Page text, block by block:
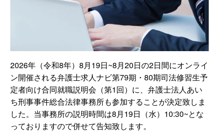
2026年（令和8年）8月19日~8月20日の2日間にオンライ
ン開催される弁護士求人ナビ第79期・80期司法修習生予
定者向け合同就職説明会（第1回）に、弁護士法人あい
ち刑事事件総合法律事務所も参加することが決定致しま
した。当事務所の説明時間は8月19日（水）10:30~とな
っておりますので併せて告知致します。